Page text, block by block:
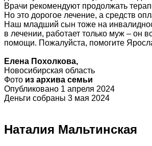
Врачи рекомендуют продолжать
Но это дорогое лечение, а средств
Наш младший сын тоже на
в лечении, работает только муж – он
помощи. Пожалуйста, помогите
Елена Похолкова,
Новосибирская область
Фото из архива семьи
Опубликовано 1 апреля 2024
Деньги собраны 3 мая 2024
Наталия Мальтинская